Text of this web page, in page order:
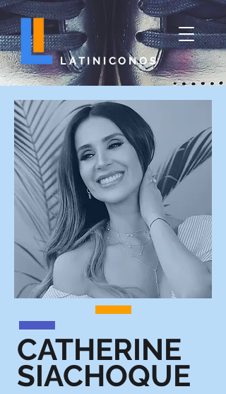
LATINICONOS
CATHERINE
SIACHOQUE